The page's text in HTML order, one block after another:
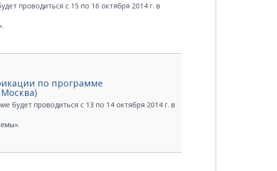
проводиться с 15 по 16 октября 2014 г. в
по программе
будет проводиться с 13 по 14 октября 2014 г. в